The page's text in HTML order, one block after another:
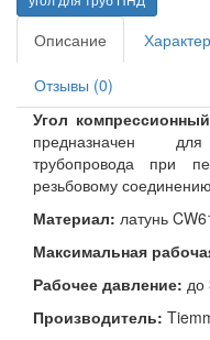
Описание
Отзывы (0)
Угол
предназначен
трубопровода при
резьбовому
Материал: латунь
Максимальная
Рабочее давление: до
Производитель: